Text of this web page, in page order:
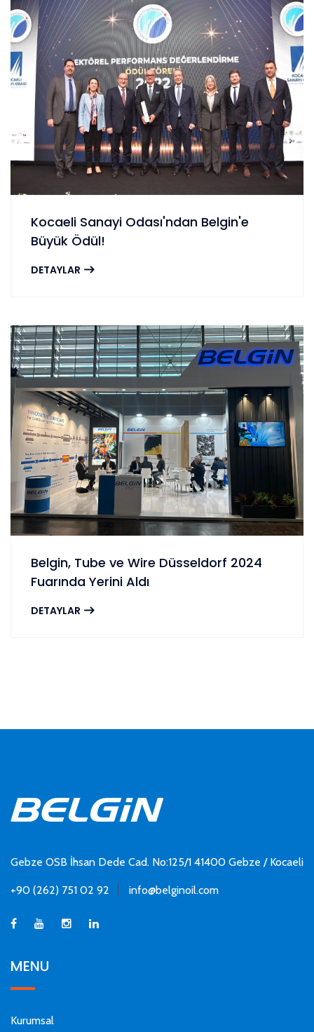
Kocaeli Sanayi Odası'ndan Belgin'e
Büyük Ödül!
DETAYLAR
Belgin, Tube ve Wire Düsseldorf 2024
Fuarında Yerini Aldı
DETAYLAR
Gebze OSB İhsan Dede Cad. No:125/1 41400 Gebze / Kocaeli
+90 (262) 751 02 92 info@belginoil.com
MENU
Kurumsal